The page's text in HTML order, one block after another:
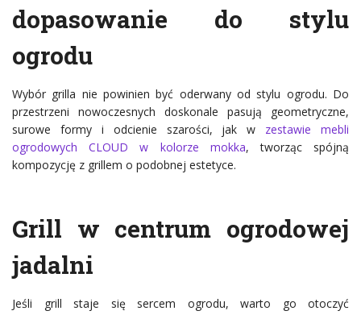
dopasowanie do stylu
ogrodu
Wybór grilla nie powinien być oderwany od stylu ogrodu. Do
przestrzeni nowoczesnych doskonale pasują geometryczne,
surowe formy i odcienie szarości, jak w zestawie mebli
ogrodowych CLOUD w kolorze mokka, tworząc spójną
kompozycję z grillem o podobnej estetyce.
Grill w centrum ogrodowej
jadalni
Jeśli grill staje się sercem ogrodu, warto go otoczyć